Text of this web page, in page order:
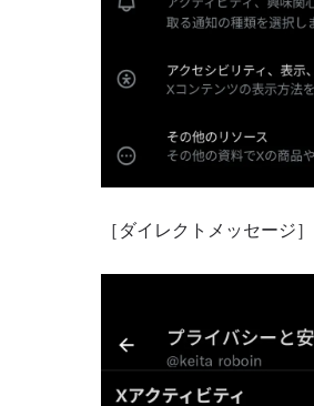
［ダイレクトメッセージ